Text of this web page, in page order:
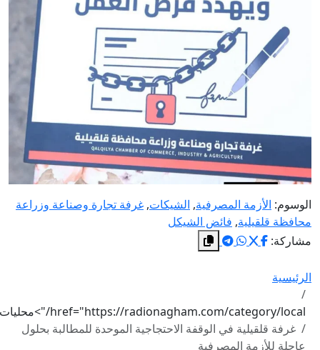
الوسوم: الأزمة المصرفية, الشيكات, غرفة تجارة وصناعة وزراعة
محافظة قلقيلية, فائض الشيكل
مشاركة:
الرئيسية
href="https://radionagham.com/category/local/">محليات
غرفة قلقيلية في الوقفة الاحتجاجية الموحدة للمطالبة بحلول
عاجلة للأزمة المصرفية